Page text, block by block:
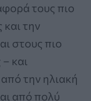
τους πιο
την
στους πιο
και
την ηλιακή
από πολύ